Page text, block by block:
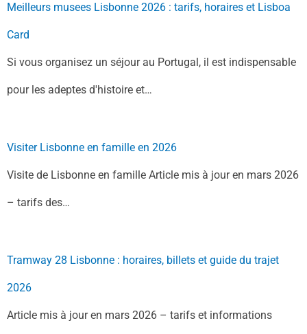
Meilleurs musees Lisbonne 2026 : tarifs, horaires et Lisboa
Card
Si vous organisez un séjour au Portugal, il est indispensable
pour les adeptes d'histoire et…
Visiter Lisbonne en famille en 2026
Visite de Lisbonne en famille Article mis à jour en mars 2026
– tarifs des…
Tramway 28 Lisbonne : horaires, billets et guide du trajet
2026
Article mis à jour en mars 2026 – tarifs et informations